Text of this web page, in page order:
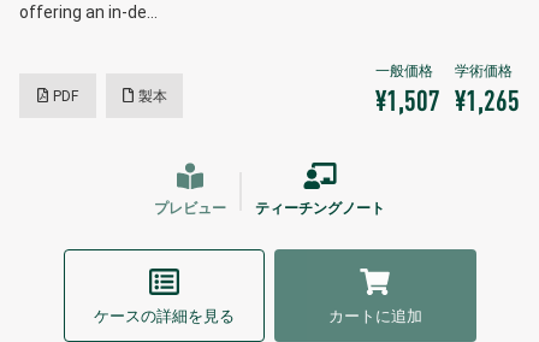
offering an in-de…
PDF 製本 ¥1,507 ¥1,265
プレビュー ティーチングノート
ケースの詳細を見る カートに追加